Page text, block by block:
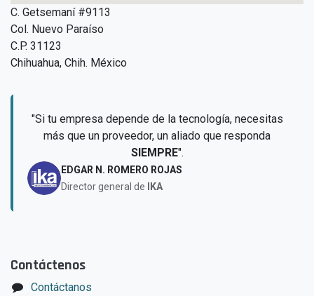
C. Getsemaní #9113
Col. Nuevo Paraíso
C.P. 31123
Chihuahua, Chih. México
"Si tu empresa depende de la tecnología, necesitas
más que un proveedor, un aliado que responda
SIEMPRE".
EDGAR N. ROMERO ROJAS
Director general de
IKA
Contáctenos
Contáctanos